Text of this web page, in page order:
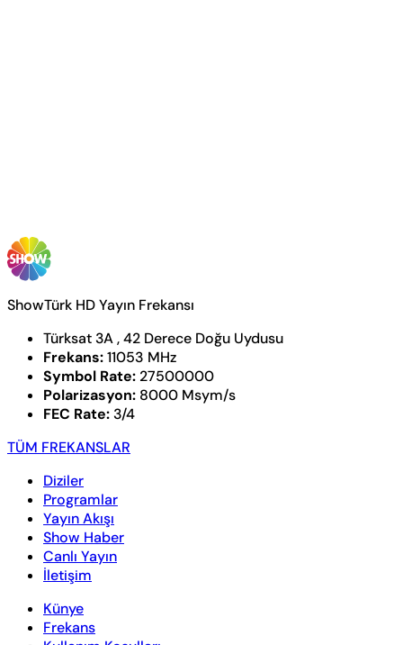
ShowTürk HD Yayın Frekansı
Türksat 3A , 42 Derece Doğu Uydusu
Frekans:11053 MHz
Symbol Rate: 27500000
Polarizasyon: 8000 Msym/s
FEC Rate: 3/4
TÜM FREKANSLAR
Diziler
Programlar
Yayın Akışı
Show Haber
Canlı Yayın
İletişim
Künye
Frekans